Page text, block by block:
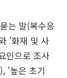
는 말(복수응
'화재 및 사
인으로 조사
'높은 초기